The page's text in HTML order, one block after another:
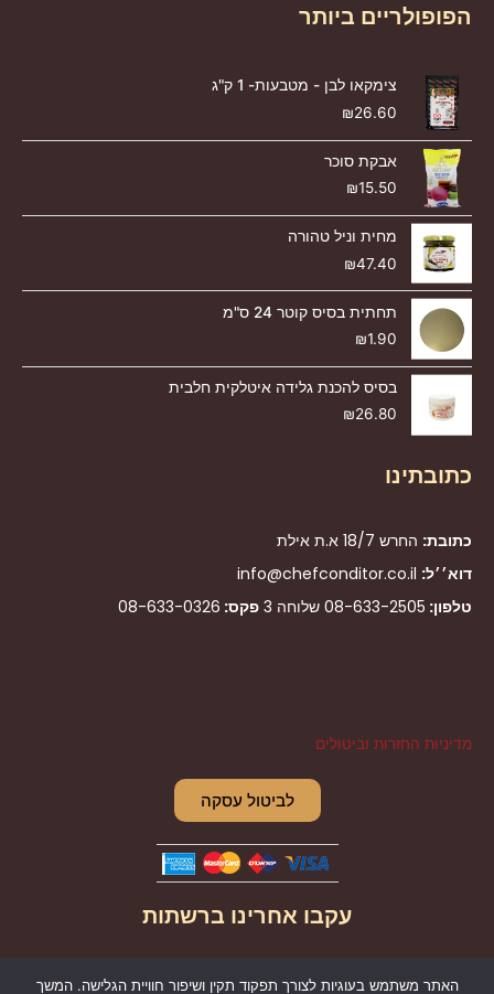
הפופולריים ביותר
צימקאו לבן - מטבעות- 1 ק"ג
₪26.60
אבקת סוכר
₪15.50
מחית וניל טהורה
₪47.40
תחתית בסיס קוטר 24 ס"מ
₪1.90
בסיס להכנת גלידה איטלקית חלבית
₪26.80
כתובתינו
כתובת: החרש 18/7 א.ת אילת
דוא׳׳ל: info@chefconditor.co.il
טלפון: 08-633-2505 שלוחה 3 פקס: 08-633-0326
מדיניות החזרות וביטולים
לביטול עסקה
עקבו אחרינו ברשתות
F
I
האתר משתמש בעוגיות לצורך תפקוד תקין ושיפור חוויית הגלישה. המשך